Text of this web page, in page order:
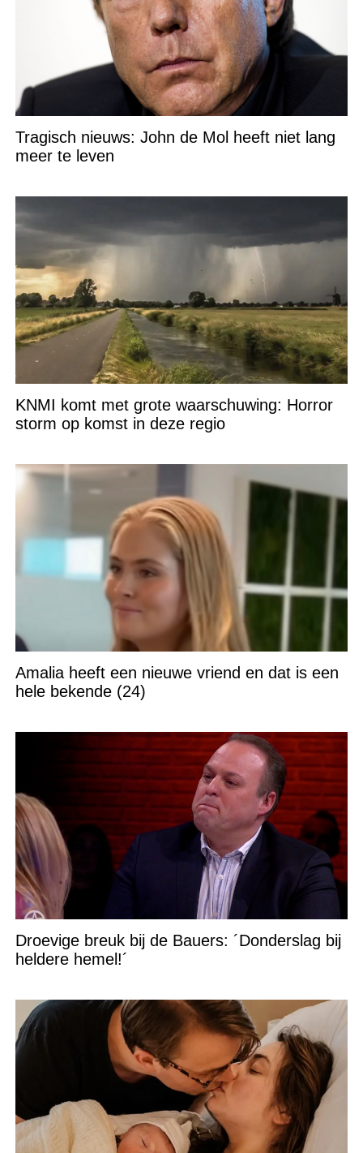
Tragisch nieuws: John de Mol heeft niet lang
meer te leven
KNMI komt met grote waarschuwing: Horror
storm op komst in deze regio
Amalia heeft een nieuwe vriend en dat is een
hele bekende (24)
Droevige breuk bij de Bauers: ´Donderslag bij
heldere hemel!´